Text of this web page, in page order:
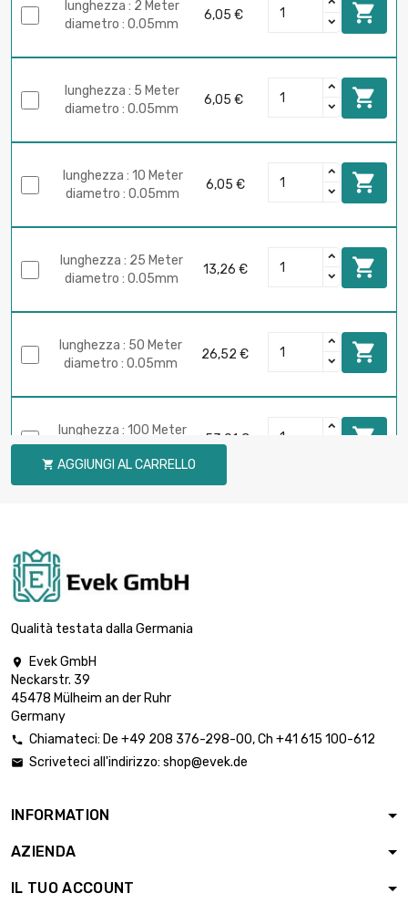
lunghezza : 2 Meter
diametro : 0.05mm
6,05 € 
lunghezza : 5 Meter
diametro : 0.05mm
6,05 € 
lunghezza : 10 Meter
diametro : 0.05mm
6,05 € 
lunghezza : 25 Meter
diametro : 0.05mm
13,26 € 
lunghezza : 50 Meter
diametro : 0.05mm
26,52 € 
lunghezza : 100 Meter
diametro : 0.05mm
53,01 € 
lunghezza : 500
diametro : 0.05mm
lunghezza : 1 Meter
diametro : 0.1mm
lunghezza : 2 Meter
lunghezza : 5 Meter
 AGGIUNGI AL CARRELLO
Qualità testata dalla Germania

Evek GmbH
Neckarstr. 39
45478 Mülheim an der Ruhr
Germany
 Chiamateci: De +49 208 376-298-00, Ch +41 615 100-612
 Scriveteci all'indirizzo: shop@evek.de
INFORMATION
AZIENDA
IL TUO ACCOUNT